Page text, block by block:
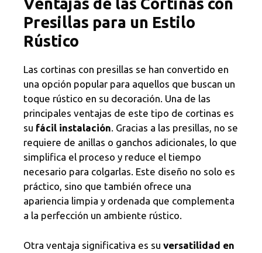
Ventajas de las Cortinas con
Presillas para un Estilo
Rústico
Las cortinas con presillas se han convertido en
una opción popular para aquellos que buscan un
toque rústico en su decoración. Una de las
principales ventajas de este tipo de cortinas es
su fácil instalación. Gracias a las presillas, no se
requiere de anillas o ganchos adicionales, lo que
simplifica el proceso y reduce el tiempo
necesario para colgarlas. Este diseño no solo es
práctico, sino que también ofrece una
apariencia limpia y ordenada que complementa
a la perfección un ambiente rústico.
Otra ventaja significativa es su versatilidad en